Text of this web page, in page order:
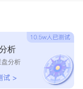
北栀. 陪你
析
分析